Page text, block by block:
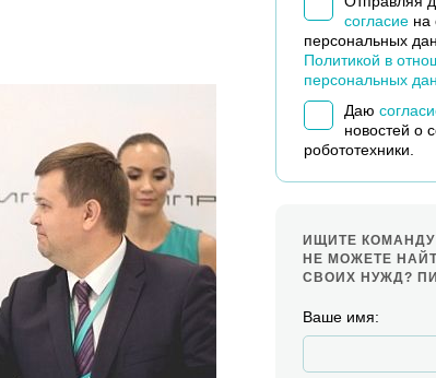
согласиена
персональных
Политикой в
персональных
Даю
новостей о
робототехники.
ИЩИТЕ
НЕ МОЖЕТЕ
СВОИХ НУЖД?
Ваше имя: